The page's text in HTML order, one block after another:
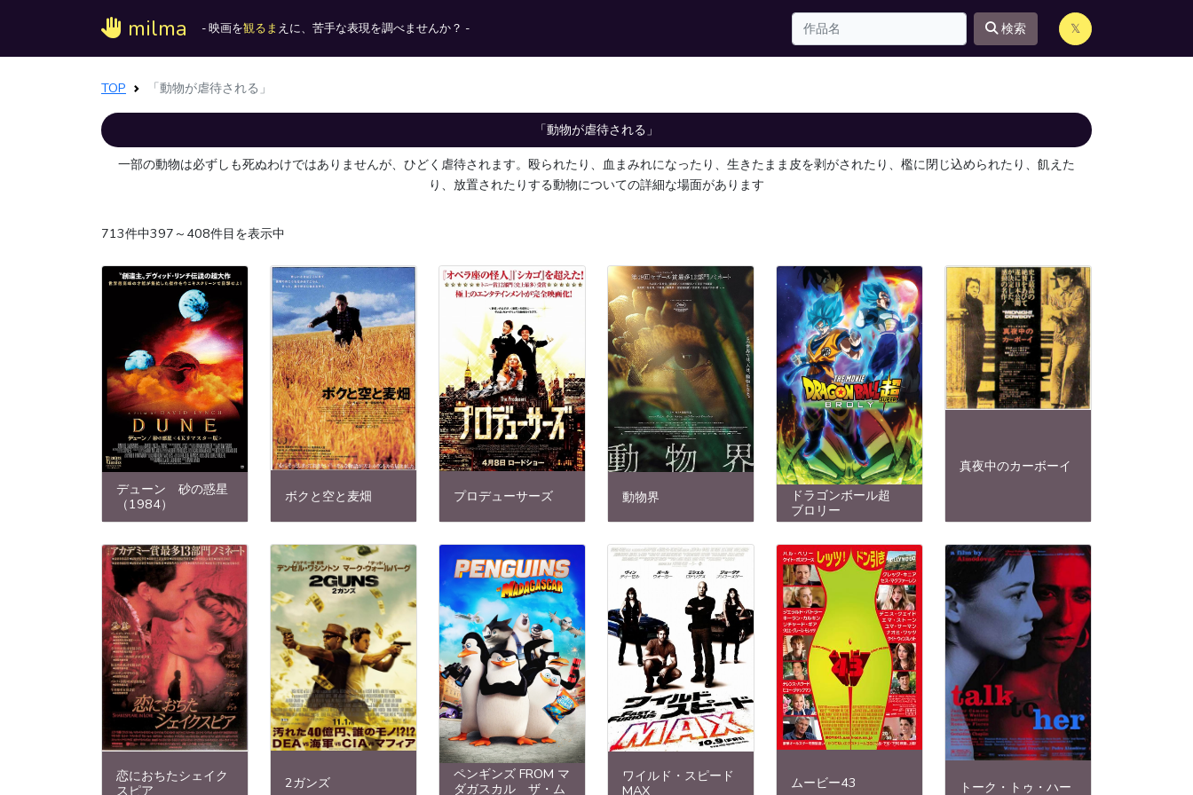
milma - 映画を観るま えに、苦手な表現を調べませんか？ - 検索 𝕏
TOP 「動物が虐待される」
「動物が虐待される」
一部の動物は必ずしも死ぬわけではありませんが、ひどく虐待されます。殴られたり、血まみれになったり、生きたまま皮を剥がされたり、檻に閉じ込められたり、飢えた
り、放置されたりする動物についての詳細な場面があります
713件中397～408件目を表示中
デューン 砂の惑星
（1984）
ボクと空と麦畑 プロデューサーズ 動物界
ドラゴンボール超
ブロリー
真夜中のカーボーイ
恋におちたシェイク
スピア
2ガンズ
ペンギンズ FROM マ
ダガスカル ザ・ム
ワイルド・スピード
MAX
ムービー43 トーク・トゥ・ハー